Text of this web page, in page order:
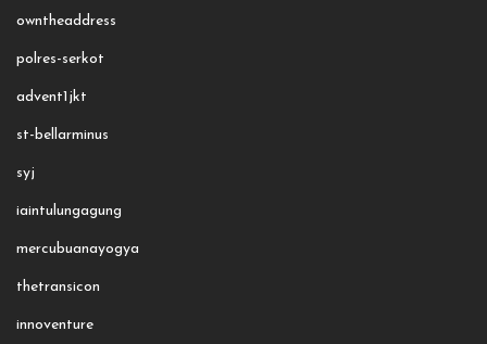
owntheaddress
polres-serkot
advent1jkt
st-bellarminus
syj
iaintulungagung
mercubuanayogya
thetransicon
innoventure